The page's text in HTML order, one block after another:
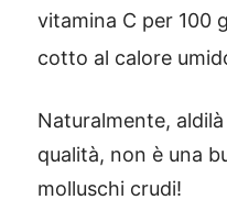
vitamina C per 100
cotto al calore
Naturalmente,
qualità, non è una
molluschi crudi!
X115 ®-
SCOPRI